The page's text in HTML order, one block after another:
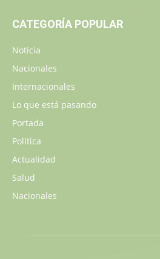
CATEGORÍA POPULAR
Noticia
Nacionales
Internacionales
Lo que está pasando
Portada
Política
Actualidad
Salud
Nacionales